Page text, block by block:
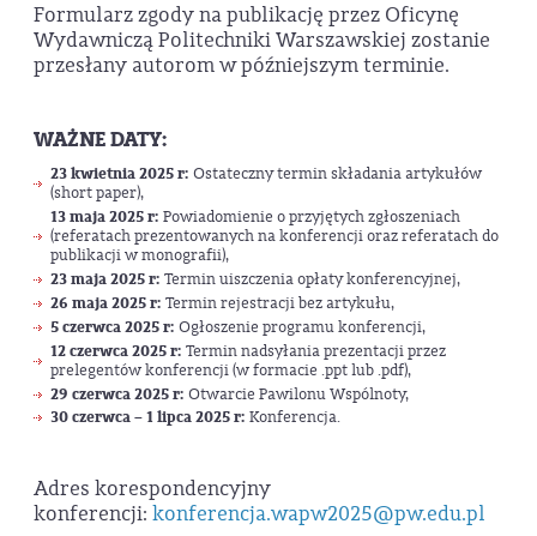
Formularz zgody na publikację przez Oficynę
Wydawniczą Politechniki Warszawskiej zostanie
przesłany autorom w późniejszym terminie.
WAŻNE DATY:
23 kwietnia 2025 r: Ostateczny termin składania artykułów
(short paper),
13 maja 2025 r: Powiadomienie o przyjętych zgłoszeniach
(referatach prezentowanych na konferencji oraz referatach do
publikacji w monografii),
23 maja 2025 r: Termin uiszczenia opłaty konferencyjnej,
26 maja 2025 r: Termin rejestracji bez artykułu,
5 czerwca 2025 r: Ogłoszenie programu konferencji,
12 czerwca 2025 r: Termin nadsyłania prezentacji przez
prelegentów konferencji (w formacie .ppt lub .pdf),
29 czerwca 2025 r: Otwarcie Pawilonu Wspólnoty,
30 czerwca – 1 lipca 2025 r: Konferencja.
Adres korespondencyjny
konferencji: konferencja.wapw2025@pw.edu.pl